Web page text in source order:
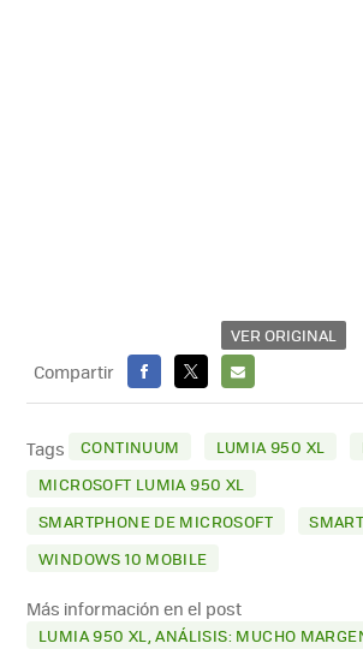
VER ORIGINAL
Compartir
FACEBOOK
X
E-
MAIL
Tags CONTINUUM LUMIA 950 XL
MICROSOFT LUMIA 950 XL
SMARTPHONE DE MICROSOFT
WINDOWS 10 MOBILE
Más información en el post
LUMIA 950 XL, ANÁLISIS: MUCHO